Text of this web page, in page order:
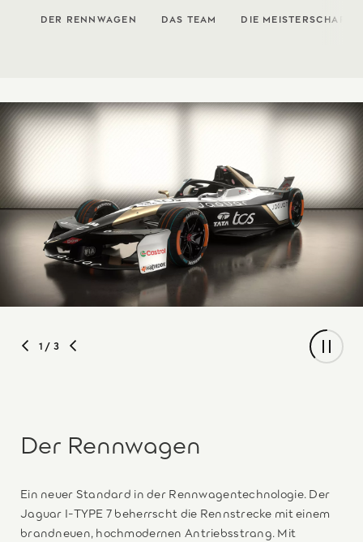
DER RENNWAGEN DAS TEAM DIE MEISTERSCHAFT
1 / 3
Der Rennwagen
Ein neuer Standard in der Rennwagentechnologie. Der
Jaguar I-TYPE 7 beherrscht die Rennstrecke mit einem
brandneuen, hochmodernen Antriebsstrang. Mit